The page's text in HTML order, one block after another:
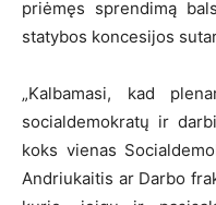
priėmęs sprendimą
statybos koncesijos
„Kalbamasi, kad
socialdemokratų ir
koks vienas
Andriukaitis ar Darbo